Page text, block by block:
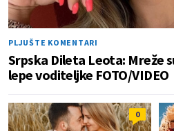
PLJUŠTE KOMENTARI
Srpska Dileta Leota: Mreže
lepe voditeljke FOTO/VIDEO
0